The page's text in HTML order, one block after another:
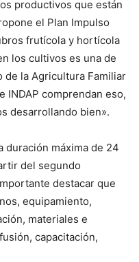
productivos que están
el Plan Impulso
frutícola y hortícola
los cultivos es una de
de la Agricultura Familiar
INDAP comprendan eso,
desarrollando bien».
duración máxima de 24
del segundo
destacar que
equipamiento,
materiales e
capacitación,